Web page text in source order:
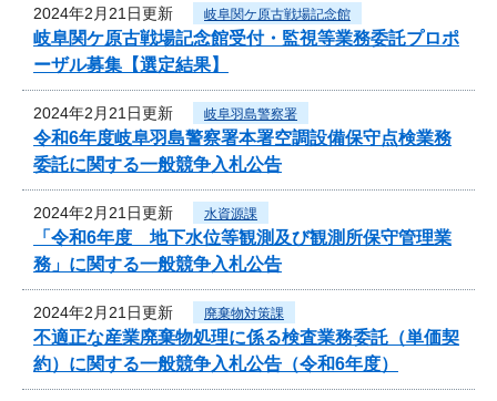
2024年2月21日更新 岐阜関ケ原古戦場記念館
岐阜関ケ原古戦場記念館受付・監視等業務委託プロポ
ーザル募集【選定結果】
2024年2月21日更新 岐阜羽島警察署
令和6年度岐阜羽島警察署本署空調設備保守点検業務
委託に関する一般競争入札公告
2024年2月21日更新 水資源課
「令和6年度 地下水位等観測及び観測所保守管理業
務」に関する一般競争入札公告
2024年2月21日更新 廃棄物対策課
不適正な産業廃棄物処理に係る検査業務委託（単価契
約）に関する一般競争入札公告（令和6年度）